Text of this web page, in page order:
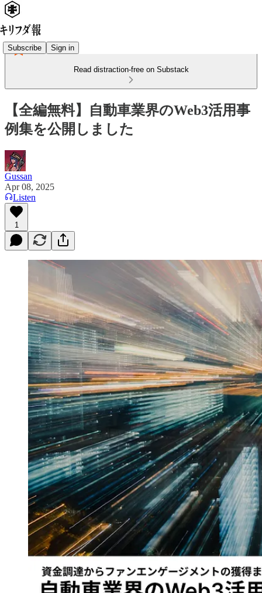
Subscribe Sign in
Read distraction-free on Substack
【全編無料】自動車業界のWeb3活用事
例集を公開しました
Gussan
Apr 08, 2025
Listen
1